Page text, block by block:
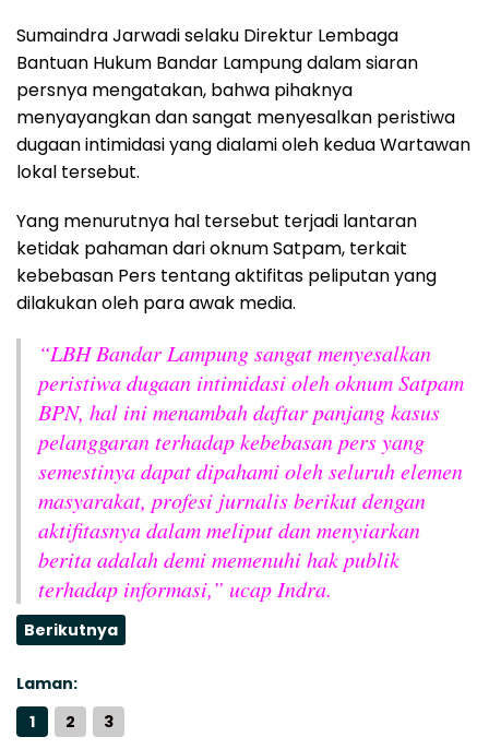
Sumaindra Jarwadi selaku Direktur Lembaga
Bantuan Hukum Bandar Lampung dalam siaran
persnya mengatakan, bahwa pihaknya
menyayangkan dan sangat menyesalkan peristiwa
dugaan intimidasi yang dialami oleh kedua Wartawan
lokal tersebut.
Yang menurutnya hal tersebut terjadi lantaran
ketidak pahaman dari oknum Satpam, terkait
kebebasan Pers tentang aktifitas peliputan yang
dilakukan oleh para awak media.
“LBH Bandar Lampung sangat menyesalkan
peristiwa dugaan intimidasi oleh oknum Satpam
BPN, hal ini menambah daftar panjang kasus
pelanggaran terhadap kebebasan pers yang
semestinya dapat dipahami oleh seluruh elemen
masyarakat, profesi jurnalis berikut dengan
aktifitasnya dalam meliput dan menyiarkan
berita adalah demi memenuhi hak publik
terhadap informasi,” ucap Indra.
Berikutnya
Laman:
1
2 3